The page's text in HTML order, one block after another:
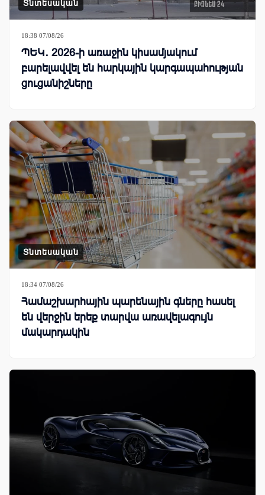
Տնտեսական
18:38 07/08/26
ՊԵԿ․ 2026-ի առաջին կիսամյակում
բարելավվել են հարկային կարգապահության
ցուցանիշները
Տնտեսական
18:34 07/08/26
Համաշխարհային պարենային գները հասել
են վերջին երեք տարվա առավելագույն
մակարդակին